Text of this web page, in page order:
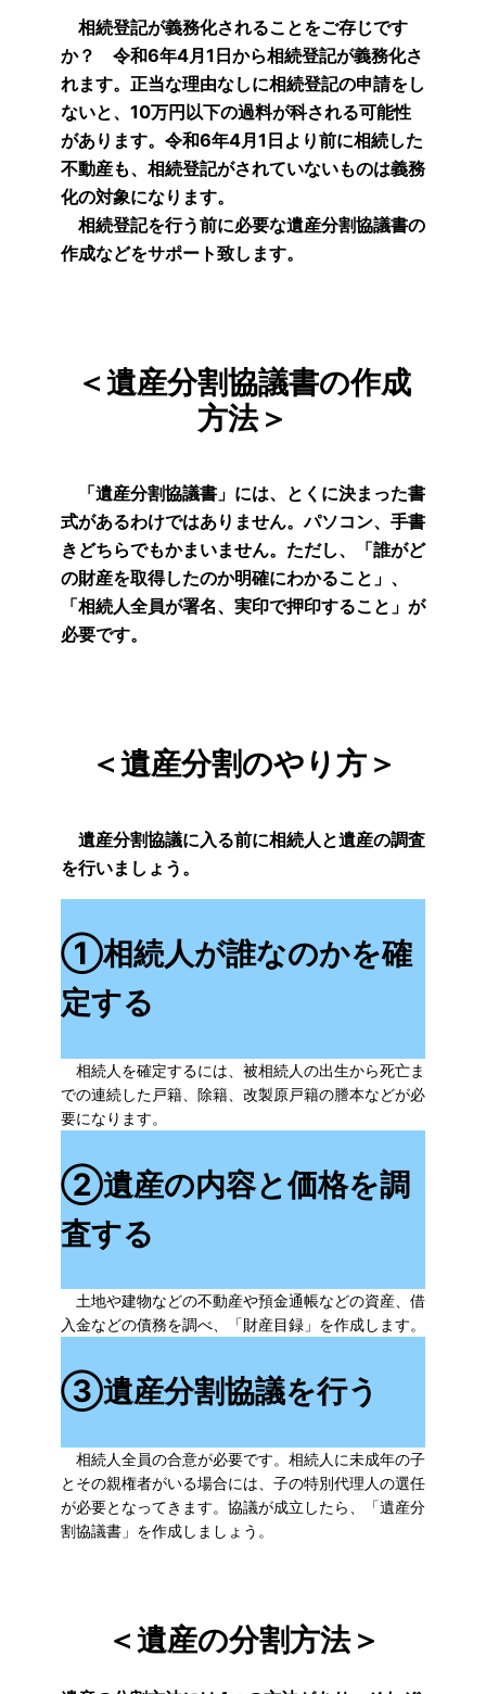
相続登記が義務化されることをご存じです
か？ 令和6年4月1日から相続登記が義務化さ
れます。正当な理由なしに相続登記の申請をし
ないと、10万円以下の過料が科される可能性
があります。令和6年4月1日より前に相続した
不動産も、相続登記がされていないものは義務
化の対象になります。
相続登記を行う前に必要な遺産分割協議書の
作成などをサポート致します。
＜遺産分割協議書の作成
方法＞
「遺産分割協議書」には、とくに決まった書
式があるわけではありません。パソコン、手書
きどちらでもかまいません。ただし、「誰がど
の財産を取得したのか明確にわかること」、
「相続人全員が署名、実印で押印すること」が
必要です。
＜遺産分割のやり方＞
遺産分割協議に入る前に相続人と遺産の調査
を行いましょう。
①相続人が誰なのかを確
定する
相続人を確定するには、被相続人の出生から死亡ま
での連続した戸籍、除籍、改製原戸籍の謄本などが必
要になります。
②遺産の内容と価格を調
査する
土地や建物などの不動産や預金通帳などの資産、借
入金などの債務を調べ、「財産目録」を作成します。
③遺産分割協議を行う
相続人全員の合意が必要です。相続人に未成年の子
とその親権者がいる場合には、子の特別代理人の選任
が必要となってきます。協議が成立したら、「遺産分
割協議書」を作成しましょう。
＜遺産の分割方法＞